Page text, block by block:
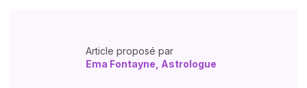
Article proposé par
Ema Fontayne, Astrologue